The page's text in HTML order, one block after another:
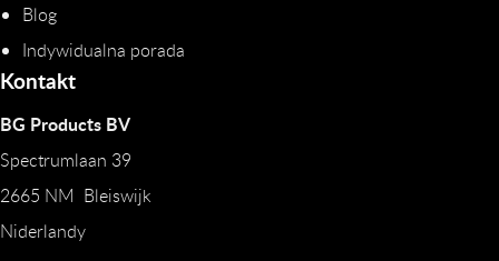
Blog
Indywidualna porada
Kontakt
BG Products BV
Spectrumlaan 39
2665 NM Bleiswijk
Niderlandy